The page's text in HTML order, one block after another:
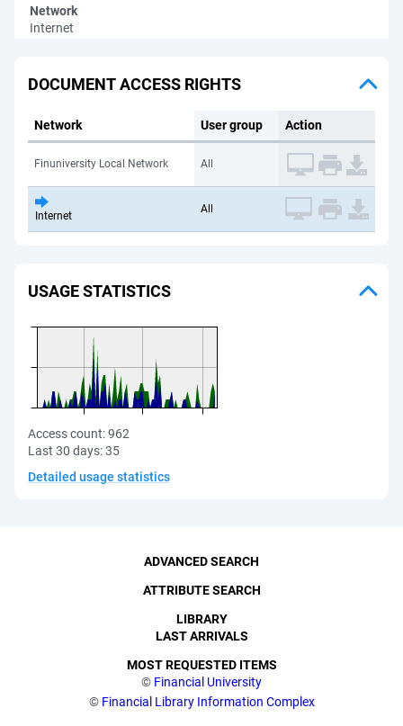
Network
Internet
DOCUMENT ACCESS RIGHTS
Network User group Action
Finuniversity Local Network All
Internet
All
USAGE STATISTICS
Access count:962
Last 30 days:35
Detailed usage statistics
© Financial University
© Financial Library Information Complex
ADVANCED SEARCH
ATTRIBUTE SEARCH
LIBRARY
LAST ARRIVALS
MOST REQUESTED ITEMS